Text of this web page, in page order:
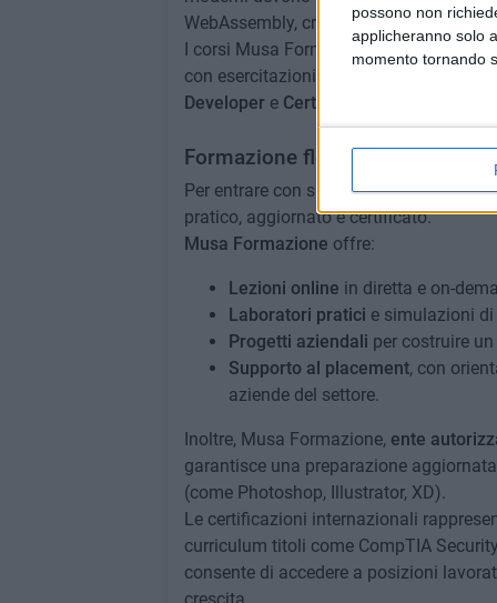
possono non
applicheranno solo
momento tornando
WebAssembly, creando applicazioni
I corsi Musa Formazione dedicati allo
con esercitazioni pratiche, project work
Developer e Certified JavaScript
Formazione flessibile e
Per entrare con successo in questi
pratico, aggiornato e certificato.
Musa Formazione offre:
Lezioni online in diretta e on-
Laboratori pratici e simulazioni
Progetti aziendali per costruire
Supporto al placement, con
aziende del settore.
Inoltre, Musa Formazione, ente
garantisce una preparazione
(come Photoshop, Illustrator, XD).
Le certificazioni internazionali
curriculum titoli come CompTIA
consente di accedere a posizioni